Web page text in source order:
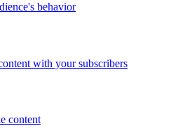
behavior
with your subscribers
content